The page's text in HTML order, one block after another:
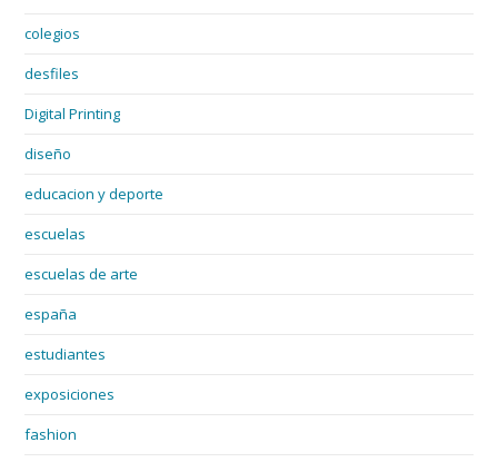
colegios
desfiles
Digital Printing
diseño
educacion y deporte
escuelas
escuelas de arte
españa
estudiantes
exposiciones
fashion